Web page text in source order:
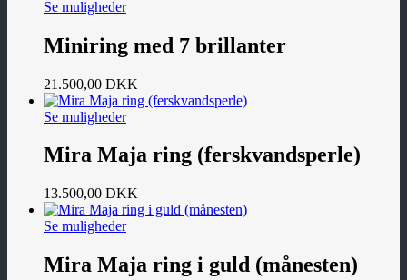
Se muligheder
Miniring med 7 brillanter
21.500,00 DKK
Se muligheder
Mira Maja ring (ferskvandsperle)
13.500,00 DKK
Se muligheder
Mira Maja ring i guld (månesten)